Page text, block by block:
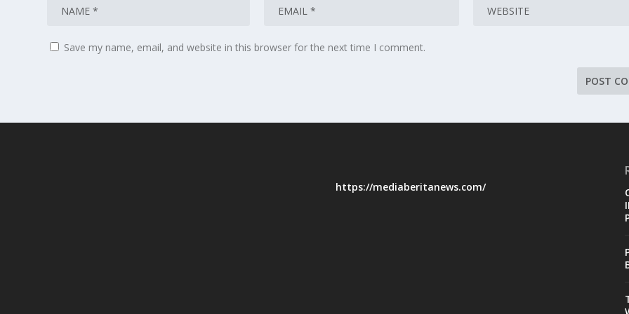
Save my name, email, and website in this browser for the next time I comment.
https://mediaberitanews.com/